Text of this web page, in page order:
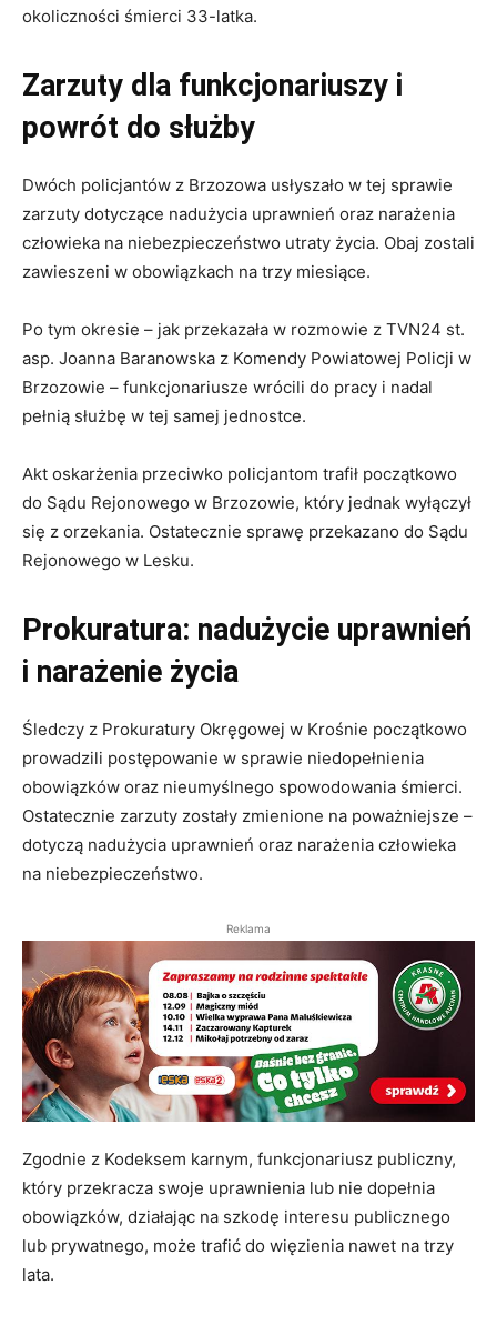
okoliczności śmierci 33-latka.
Zarzuty dla funkcjonariuszy i
powrót do służby
Dwóch policjantów z Brzozowa usłyszało w tej sprawie
zarzuty dotyczące nadużycia uprawnień oraz narażenia
człowieka na niebezpieczeństwo utraty życia. Obaj zostali
zawieszeni w obowiązkach na trzy miesiące.
Po tym okresie – jak przekazała w rozmowie z TVN24 st.
asp. Joanna Baranowska z Komendy Powiatowej Policji w
Brzozowie – funkcjonariusze wrócili do pracy i nadal
pełnią służbę w tej samej jednostce.
Akt oskarżenia przeciwko policjantom trafił początkowo
do Sądu Rejonowego w Brzozowie, który jednak wyłączył
się z orzekania. Ostatecznie sprawę przekazano do Sądu
Rejonowego w Lesku.
Prokuratura: nadużycie uprawnień
i narażenie życia
Śledczy z Prokuratury Okręgowej w Krośnie początkowo
prowadzili postępowanie w sprawie niedopełnienia
obowiązków oraz nieumyślnego spowodowania śmierci.
Ostatecznie zarzuty zostały zmienione na poważniejsze –
dotyczą nadużycia uprawnień oraz narażenia człowieka
na niebezpieczeństwo.
Reklama
Zgodnie z Kodeksem karnym, funkcjonariusz publiczny,
który przekracza swoje uprawnienia lub nie dopełnia
obowiązków, działając na szkodę interesu publicznego
lub prywatnego, może trafić do więzienia nawet na trzy
lata.